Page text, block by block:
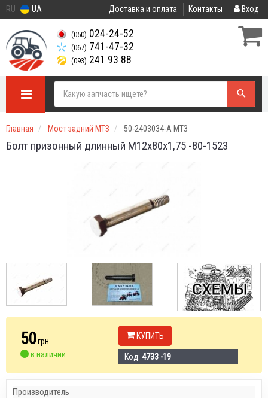
RU UA Доставка и оплата Контакты Вход
(050) 024-24-52
(067) 741-47-32
(093) 241 93 88
Главная Мост задний МТЗ 50-2403034-А МТЗ
Болт призонный длинный М12х80х1,75 -80-1523
50грн.
в наличии
КУПИТЬ
Код: 4733 -19
Производитель